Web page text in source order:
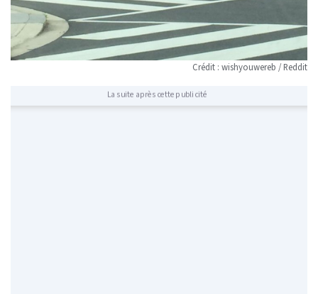
Crédit : wishyouwereb / Reddit
La suite après cette publicité